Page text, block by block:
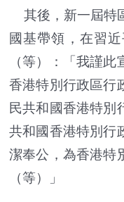
其後，新一屆特
國基帶領，在習
（等）：「我謹
香港特別行政區行
民共和國香港特別
共和國香港特別行
潔奉公，為香港特
（等）」